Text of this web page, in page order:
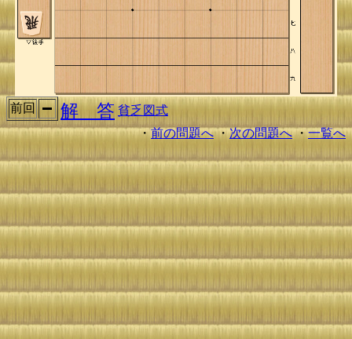
前回 解 答 貧乏図式
・前の問題へ・次の問題へ・一覧へ